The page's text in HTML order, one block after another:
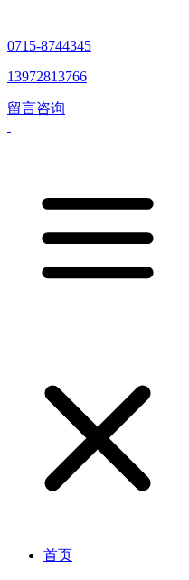
0715-8744345
13972813766
留言咨询
首页